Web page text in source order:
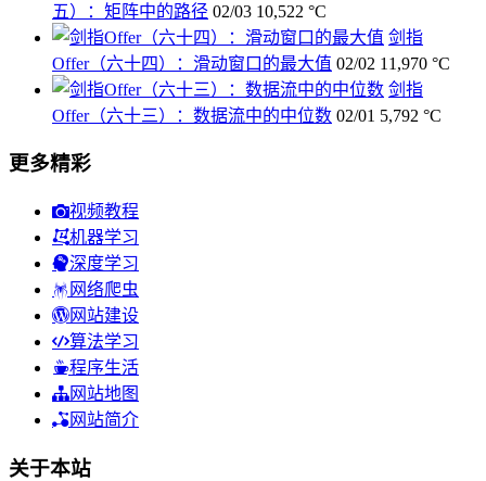
五）：矩阵中的路径 02/03 10,522 °C
剑指
Offer（六十四）：滑动窗口的最大值 02/02 11,970 °C
剑指
Offer（六十三）：数据流中的中位数 02/01 5,792 °C
更多精彩
视频教程
机器学习
深度学习
网络爬虫
网站建设
算法学习
程序生活
网站地图
网站简介
关于本站